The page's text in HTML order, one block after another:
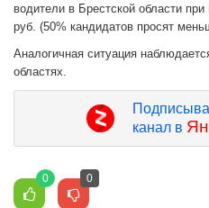
водители в Брестской области
руб. (50% кандидатов просят
Аналогичная ситуация
областях.
канал в
0 0